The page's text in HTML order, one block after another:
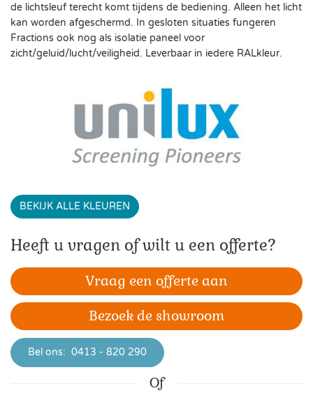
de lichtsleuf terecht komt tijdens de bediening. Alleen het licht
kan worden afgeschermd. In gesloten situaties fungeren
Fractions ook nog als isolatie paneel voor
zicht/geluid/lucht/veiligheid. Leverbaar in iedere RALkleur.
BEKIJK ALLE KLEUREN
Heeft u vragen of wilt u een offerte?
Vraag een offerte aan
Bezoek de showroom
Bel ons: 0413 - 820 290
Of